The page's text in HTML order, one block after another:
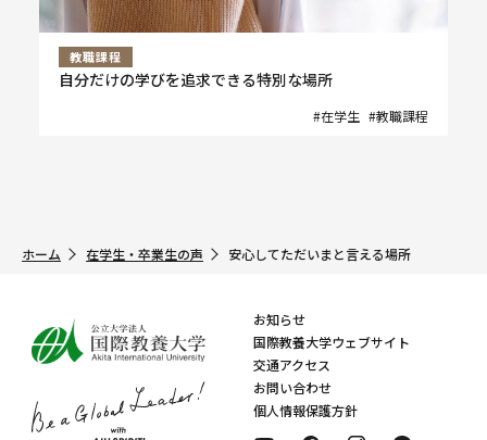
教職課程
自分だけの学びを追求できる特別な場所
#在学生 #教職課程
ホーム 在学生・卒業生の声 安心してただいまと言える場所
お知らせ
国際教養大学ウェブサイト
交通アクセス
お問い合わせ
個人情報保護方針